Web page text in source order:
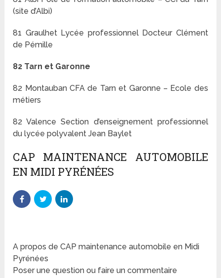
(site d’Albi)
81 Graulhet Lycée professionnel Docteur Clément
de Pémille
82 Tarn et Garonne
82 Montauban CFA de Tarn et Garonne – Ecole des
métiers
82 Valence Section d’enseignement professionnel
du lycée polyvalent Jean Baylet
CAP MAINTENANCE AUTOMOBILE
EN MIDI PYRÉNÉES
A propos de CAP maintenance automobile en Midi
Pyrénées
Poser une question ou faire un commentaire